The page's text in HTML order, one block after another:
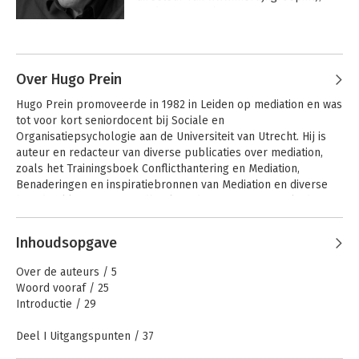
Simon Thomas, Mayke Smit, Jacqueline Spierdijk, Wendy
mogelijk deel van mijn leven bezig met
Als de altijd op de loer liggende
vluchtigheid samenvalt met mijn
ontroering voor iets of iemand, ontstaat
bij mij een tekst. En als die - aus einem
Guss - op digitaal papier belandt,
ontstaat er een gedicht.
De conflictadviseur
Over Hugo Prein
Hugo Prein promoveerde in 1982 in Leiden op mediation en was
tot voor kort seniordocent bij Sociale en
Organisatiepsychologie aan de Universiteit van Utrecht. Hij is
auteur en redacteur van diverse publicaties over mediation,
zoals het Trainingsboek Conflicthantering en Mediation,
Benaderingen en inspiratiebronnen van Mediation en diverse
en trainingen.
Andere boeken door Hugo Prein
Inhoudsopgave
Over de auteurs / 5
Woord vooraf / 25
Introductie / 29
Deel I Uitgangspunten / 37